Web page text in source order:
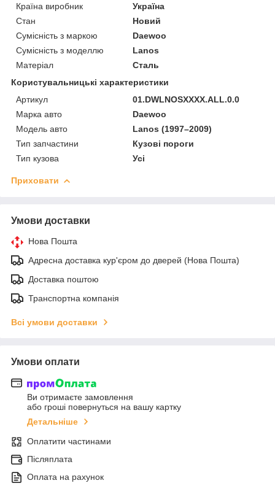
Країна виробник
Україна
Стан
Новий
Сумісність з маркою
Daewoo
Сумісність з моделлю
Lanos
Матеріал
Сталь
Користувальницькі характеристики
Артикул
01.DWLNOSXXXX.ALL.0.0
Марка авто
Daewoo
Модель авто
Lanos (1997–2009)
Тип запчастини
Кузові пороги
Тип кузова
Усі
Приховати
Умови доставки
Нова Пошта
Адресна доставка кур'єром до дверей (Нова Пошта)
Доставка поштою
Транспортна компанія
Всі умови доставки
Умови оплати
Ви отримаєте замовлення
або гроші повернуться на вашу картку
Детальніше
Оплатити частинами
Післяплата
Оплата на рахунок